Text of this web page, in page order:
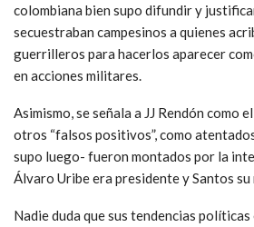
colombiana bien supo difundir y
secuestraban campesinos a quienes
guerrilleros para hacerlos aparecer
en acciones militares.
Asimismo, se señala a JJ Rendón como
otros “falsos positivos”, como
supo luego- fueron montados por la
Álvaro Uribe era presidente y Santos
Nadie duda que sus tendencias